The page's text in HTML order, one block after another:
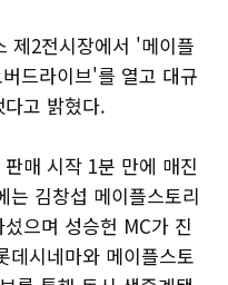
제2전시장에서 '메이플
드라이브'를 열고 대규
고 밝혔다.
매 시작 1분 만에 매진
는 김창섭 메이플스토리
으며 성승헌 MC가 진
데시네마와 메이플스토